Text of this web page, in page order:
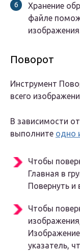
Хранение
файле
Поворот
Инструмент
всего
В зависимости
выполните одно
Чтобы
Главная в
Повернуть и
Чтобы
указатель,